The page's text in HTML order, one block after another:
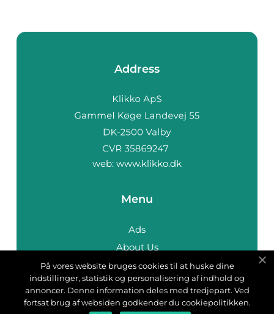
Address
web: www.klikko.dk
Menu
Ads
About Us
Cookies
Contact
Sitemap
På vores website bruges cookies til at huske dine
indstillinger, statistik og personalisering af indhold og
annoncer. Denne information deles med tredjepart. Ved
fortsat brug af websiden godkender du cookiepolitikken.